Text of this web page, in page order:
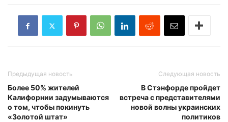
Предыдущая новость
Более 50% жителей
Калифорнии задумываются
о том, чтобы покинуть
«Золотой штат»
Следующая новость
В Стэнфорде пройдет
встреча с представителями
новой волны украинских
политиков